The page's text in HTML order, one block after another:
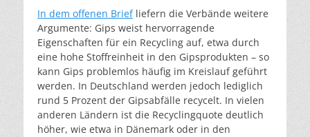
In dem offenen Briefliefern die Verbände weitere
Argumente: Gips weist hervorragende
Eigenschaften für ein Recycling auf, etwa durch
eine hohe Stoffreinheit in den Gipsprodukten – so
kann Gips problemlos häufig im Kreislauf geführt
werden. In Deutschland werden jedoch lediglich
rund 5 Prozent der Gipsabfälle recycelt. In vielen
anderen Ländern ist die Recyclingquote deutlich
höher, wie etwa in Dänemark oder in den